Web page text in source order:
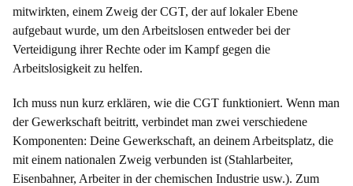
mitwirkten, einem Zweig der CGT, der auf lokaler Ebene
aufgebaut wurde, um den Arbeitslosen entweder bei der
Verteidigung ihrer Rechte oder im Kampf gegen die
Arbeitslosigkeit zu helfen.
Ich muss nun kurz erklären, wie die CGT funktioniert. Wenn man
der Gewerkschaft beitritt, verbindet man zwei verschiedene
Komponenten: Deine Gewerkschaft, an deinem Arbeitsplatz, die
mit einem nationalen Zweig verbunden ist (Stahlarbeiter,
Eisenbahner, Arbeiter in der chemischen Industrie usw.). Zum